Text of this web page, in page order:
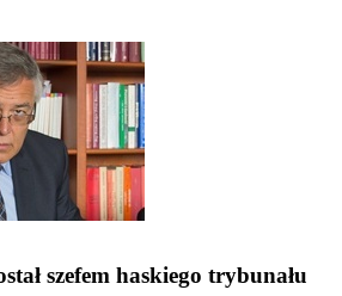
szefem haskiego trybunału